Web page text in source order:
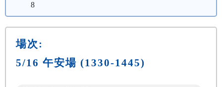
8
場次:
5/16 午安場 (1330-1445)